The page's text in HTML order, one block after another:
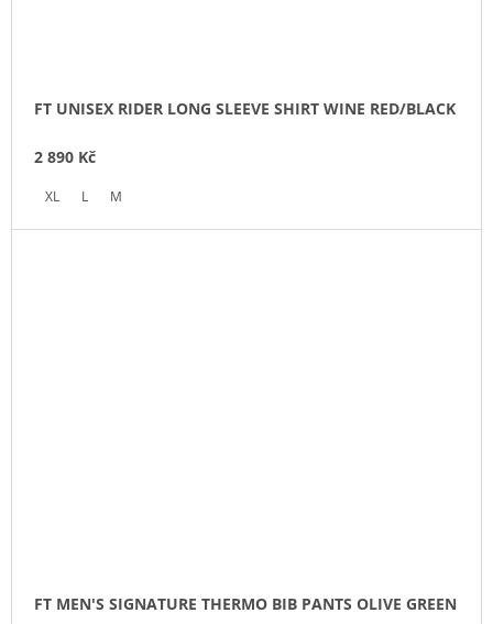
FT UNISEX RIDER LONG SLEEVE SHIRT WINE RED/BLACK
2 890 Kč
XL L M
FT MEN'S SIGNATURE THERMO BIB PANTS OLIVE GREEN